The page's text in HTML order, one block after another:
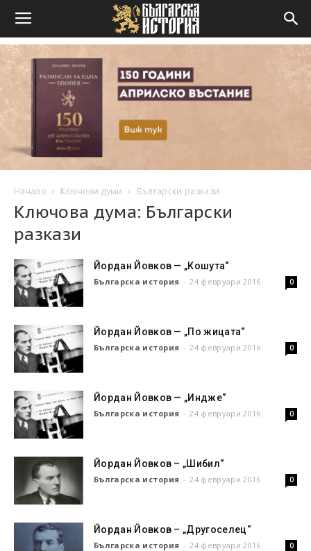
Начало Ключови думи Български разкази
Ключова дума: Български
разкази
Йордан Йовков — „Кошута“
Българска история - 24 февруари 2016 0
Йордан Йовков — „По жицата“
Българска история - 24 февруари 2016 0
Йордан Йовков — „Индже“
Българска история - 24 февруари 2016 0
Йордан Йовков – „Шибил“
Българска история - 24 февруари 2016 0
Йордан Йовков – „Другоселец“
Българска история - 24 февруари 2016 0